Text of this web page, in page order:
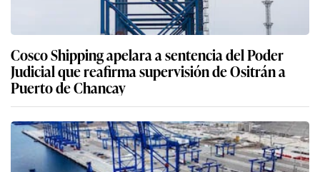
Cosco Shipping apelara a sentencia del Poder
Judicial que reafirma supervisión de Ositrán a
Puerto de Chancay